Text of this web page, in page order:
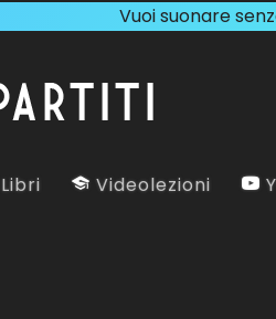
Vuoi suonare
Libri Videolezioni